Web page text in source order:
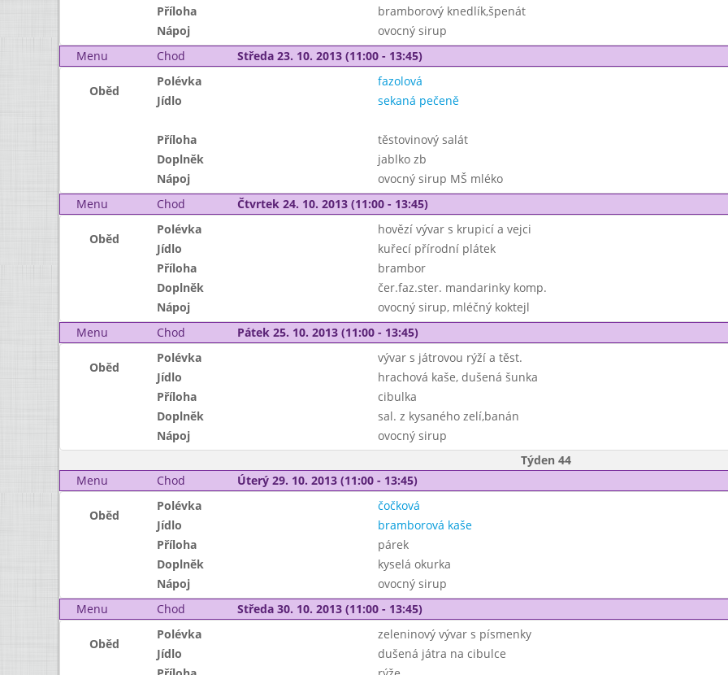
Příloha
bramborový knedlík,špenát
Nápoj
ovocný sirup
Menu
Chod Středa 23. 10. 2013 (11:00 - 13:45)
Oběd
Polévka
fazolová
Jídlo
sekaná pečeně
Příloha
těstovinový salát
Doplněk
jablko zb
Nápoj
ovocný sirup MŠ mléko
Menu
Chod Čtvrtek 24. 10. 2013 (11:00 - 13:45)
Oběd
Polévka
hovězí vývar s krupicí a vejci
Jídlo
kuřecí přírodní plátek
Příloha
brambor
Doplněk
čer.faz.ster. mandarinky komp.
Nápoj
ovocný sirup, mléčný koktejl
Menu
Chod Pátek 25. 10. 2013 (11:00 - 13:45)
Oběd
Polévka
vývar s játrovou rýží a těst.
Jídlo
hrachová kaše, dušená šunka
Příloha
cibulka
Doplněk
sal. z kysaného zelí,banán
Nápoj
ovocný sirup
Týden 44
Menu
Chod Úterý 29. 10. 2013 (11:00 - 13:45)
Oběd
Polévka
čočková
Jídlo
bramborová kaše
Příloha
párek
Doplněk
kyselá okurka
Nápoj
ovocný sirup
Menu
Chod Středa 30. 10. 2013 (11:00 - 13:45)
Oběd
Polévka
zeleninový vývar s písmenky
Jídlo
dušená játra na cibulce